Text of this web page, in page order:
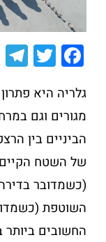
F
a
c
e
b
o
o
k
T
wi
tt
er
גלריה היא
מגורים וגם
הביניים בין
של השטח
(כשמדובר
השוטפת
החשובים ביותר